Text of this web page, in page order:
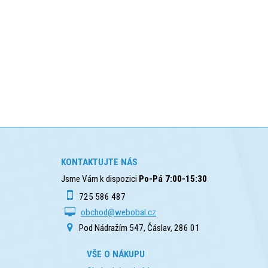
KONTAKTUJTE NÁS
Jsme Vám k dispozici Po-Pá 7:00-15:30
725 586 487
obchod@webobal.cz
Pod Nádražím 547, Čáslav, 286 01
VŠE O NÁKUPU